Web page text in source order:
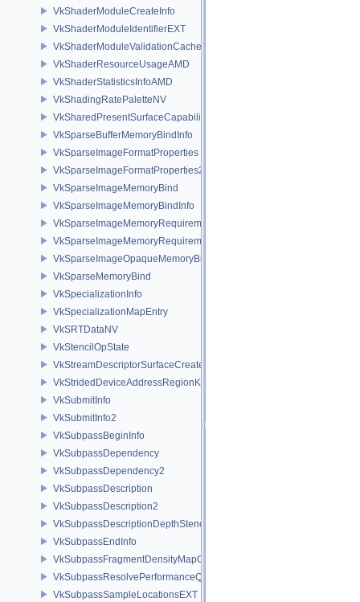
VkShaderModuleCreateInfo
VkShaderModuleIdentifierEXT
VkShaderModuleValidationCacheCreateInfoEXT
VkShaderResourceUsageAMD
VkShaderStatisticsInfoAMD
VkShadingRatePaletteNV
VkSharedPresentSurfaceCapabilitiesKHR
VkSparseBufferMemoryBindInfo
VkSparseImageFormatProperties
VkSparseImageFormatProperties2
VkSparseImageMemoryBind
VkSparseImageMemoryBindInfo
VkSparseImageMemoryRequirements
VkSparseImageMemoryRequirements2
VkSparseImageOpaqueMemoryBindInfo
VkSparseMemoryBind
VkSpecializationInfo
VkSpecializationMapEntry
VkSRTDataNV
VkStencilOpState
VkStreamDescriptorSurfaceCreateInfoGGP
VkStridedDeviceAddressRegionKHR
VkSubmitInfo
VkSubmitInfo2
VkSubpassBeginInfo
VkSubpassDependency
VkSubpassDependency2
VkSubpassDescription
VkSubpassDescription2
VkSubpassDescriptionDepthStencilResolve
VkSubpassEndInfo
VkSubpassFragmentDensityMapOffsetEndInfoQCOM
VkSubpassResolvePerformanceQueryEXT
VkSubpassSampleLocationsEXT